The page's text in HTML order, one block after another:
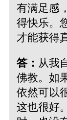
有满足感
得快乐。
才能获得
答： 从我
佛教。如
依然可以
这也很好